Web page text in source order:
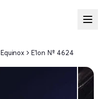
Equinox E'lon № 4624